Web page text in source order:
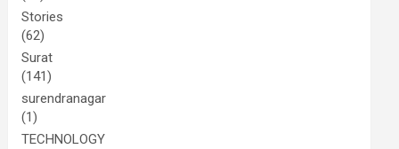
Stories
(62)
Surat
(141)
surendranagar
(1)
TECHNOLOGY